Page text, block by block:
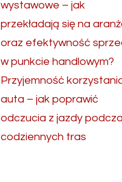
wystawowe – jak
przekładają się na
oraz efektywność
w punkcie handlowym?
Przyjemność
auta – jak poprawić
odczucia z jazdy
codziennych tras